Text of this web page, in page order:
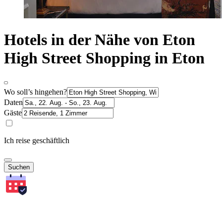
Hotels in der Nähe von Eton
High Street Shopping in Eton
Wo soll’s hingehen?
Daten
Gäste
Ich reise geschäftlich
Suchen